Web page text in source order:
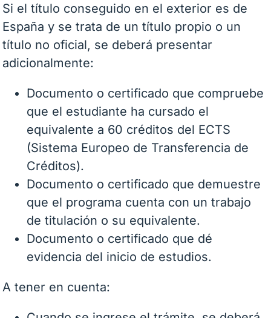
Si el título conseguido en el exterior es de
España y se trata de un título propio o un
título no oficial, se deberá presentar
adicionalmente:
Documento o certificado que compruebe
que el estudiante ha cursado el
equivalente a 60 créditos del ECTS
(Sistema Europeo de Transferencia de
Créditos).
Documento o certificado que demuestre
que el programa cuenta con un trabajo
de titulación o su equivalente.
Documento o certificado que dé
evidencia del inicio de estudios.
A tener en cuenta: